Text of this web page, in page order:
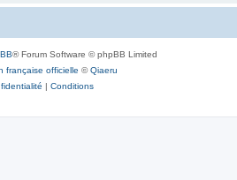
® Forum Software © phpBB Limited
française officielle ©Qiaeru
| Conditions